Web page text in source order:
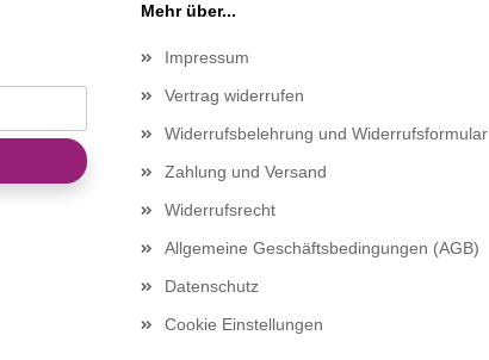
Mehr über...
Impressum
Vertrag widerrufen
Widerrufsbelehrung und Widerrufsformular
Zahlung und Versand
Widerrufsrecht
Allgemeine Geschäftsbedingungen (AGB)
Datenschutz
Cookie Einstellungen